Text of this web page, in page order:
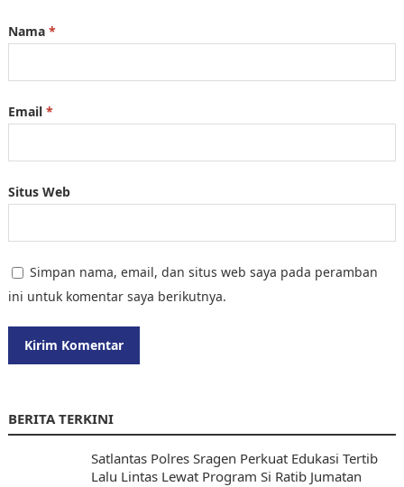
Nama *
Email *
Situs Web
Simpan nama, email, dan situs web saya pada peramban
ini untuk komentar saya berikutnya.
BERITA TERKINI
Satlantas Polres Sragen Perkuat Edukasi Tertib
Lalu Lintas Lewat Program Si Ratib Jumatan